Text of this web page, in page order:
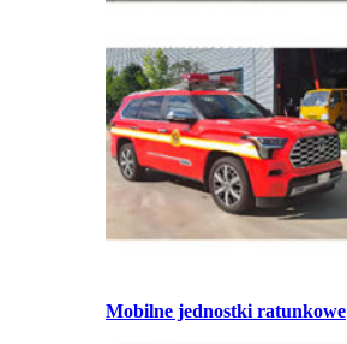
Mobilne jednostki ratunkowe